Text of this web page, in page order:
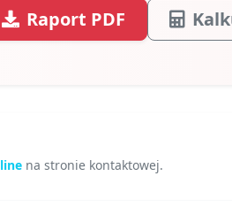
Raport PDF
na stronie kontaktowej.